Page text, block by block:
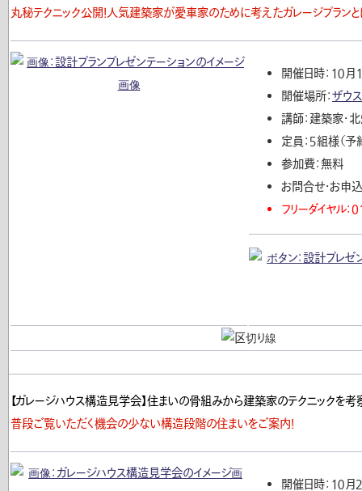
丸秘テクニック公開！人気建築家が愛車家のために考えたガレージプラン
開催日時：１０月１
開催場所：ザウ
講師：建築家・
定員：５組様（予
参加費：無料
お問合せ・お申
フリーダイヤル
【ガレージハウス構造見学会】住まいの骨組みから建築家のテクニックを考
普段ご覧いただく機会の少ない構造段階の住まいをご案内！
開催日時：１０月２